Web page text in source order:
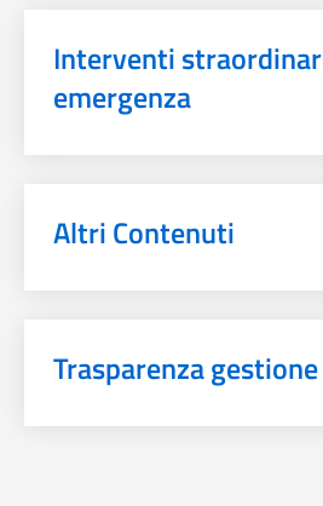
Interventi
emergenza
Altri Contenuti
Trasparenza